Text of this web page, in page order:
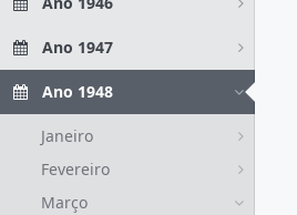
Ano 1947
Ano 1948
Janeiro
Fevereiro
Março